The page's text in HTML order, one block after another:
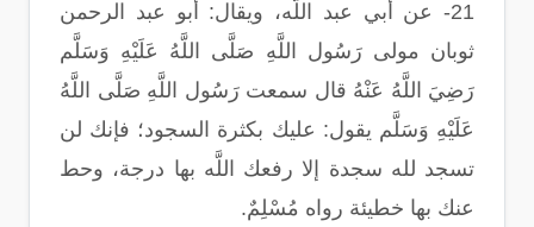
21- عن أبي عبد اللَّه، ويقال: أبو عبد الرحمن
ثوبان مولى رَسُول اللَّهِ صَلَّى اللَّهُ عَلَيْهِ وَسَلَّم
رَضِيَ اللَّهُ عَنْهُ قال سمعت رَسُول اللَّهِ صَلَّى اللَّهُ
عَلَيْهِ وَسَلَّم يقول: عليك بكثرة السجود؛ فإنك لن
تسجد لله سجدة إلا رفعك اللَّه بها درجة، وحط
عنك بها خطيئة رواه مُسْلِمٌ.